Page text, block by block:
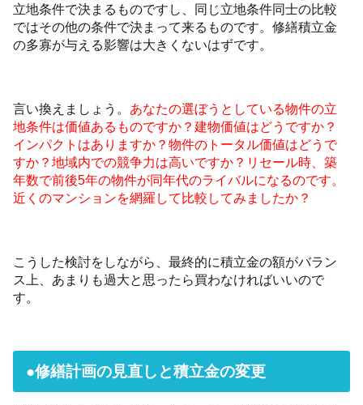
立地条件で決まるものですし、同じ立地条件同士の比較
ではその他の条件で決まって来るものです。修繕積立金
の多寡が与える影響は大きくないはずです。
言い換えましょう。 あなたの選ぼうとしている物件の立
地条件は価値あるものですか？建物価値はどうですか？
インパクトはありますか？物件のトータル価値はどうで
すか？地域内での競争力は高いですか？リセール時、築
年数で前後5年の物件が同年代のライバルになるのです。
近くのマンションを網羅して比較してみましたか？
こうした検討をしながら、最終的に積立金の額がバラン
ス上、あまりも過大と思ったら買わなければいいので
す。
●修繕計画の見直しと積立金の変更